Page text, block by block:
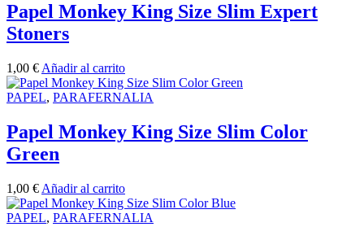
Papel Monkey King Size Slim Expert
Stoners
1,00 € Añadir al carrito
PAPEL, PARAFERNALIA
Papel Monkey King Size Slim Color
Green
1,00 € Añadir al carrito
PAPEL, PARAFERNALIA